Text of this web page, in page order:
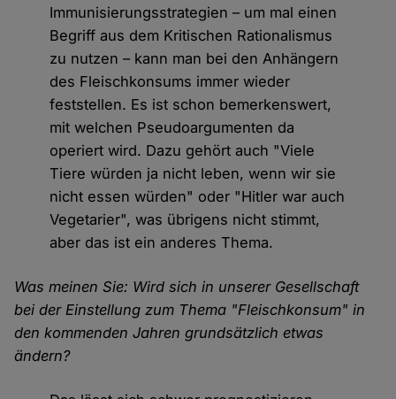
Immunisierungsstrategien – um mal einen
Begriff aus dem Kritischen Rationalismus
zu nutzen – kann man bei den Anhängern
des Fleischkonsums immer wieder
feststellen. Es ist schon bemerkenswert,
mit welchen Pseudoargumenten da
operiert wird. Dazu gehört auch "Viele
Tiere würden ja nicht leben, wenn wir sie
nicht essen würden" oder "Hitler war auch
Vegetarier", was übrigens nicht stimmt,
aber das ist ein anderes Thema.
Was meinen Sie: Wird sich in unserer Gesellschaft
bei der Einstellung zum Thema "Fleischkonsum" in
den kommenden Jahren grundsätzlich etwas
ändern?